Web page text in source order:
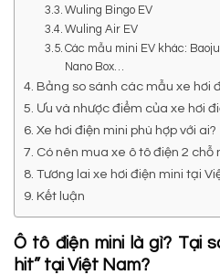
Wuling Bingo EV
Wuling Air EV
Các mẫu mini EV khác:
Nano Box…
Bảng so sánh các mẫu xe hơi
Ưu và nhược điểm của xe hơi
Xe hơi điện mini phù hợp với ai?
Có nên mua xe ô tô điện 2 chỗ
Tương lai xe hơi điện mini tại
Kết luận
Ô tô điện mini là gì? Tại
hit” tại Việt Nam?